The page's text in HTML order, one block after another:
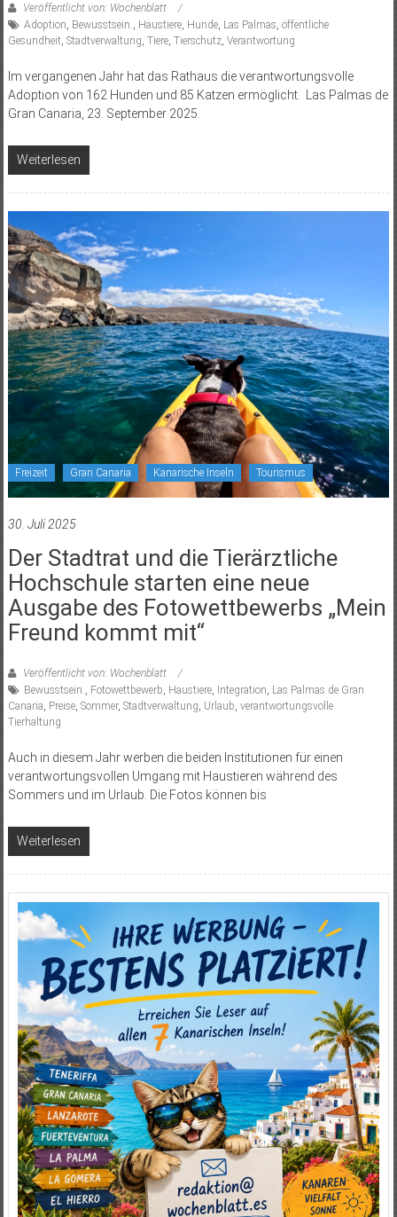
Veröffentlicht von: Wochenblatt
Adoption, Bewusstsein., Haustiere, Hunde, Las Palmas, öffentliche
Gesundheit, Stadtverwaltung, Tiere, Tierschutz, Verantwortung
Im vergangenen Jahr hat das Rathaus die verantwortungsvolle
Adoption von 162 Hunden und 85 Katzen ermöglicht. Las Palmas de
Gran Canaria, 23. September 2025.
Weiterlesen
Freizeit Gran Canaria Kanarische Inseln Tourismus
30. Juli 2025
Der Stadtrat und die Tierärztliche
Hochschule starten eine neue
Ausgabe des Fotowettbewerbs „Mein
Freund kommt mit“
Veröffentlicht von: Wochenblatt
Bewusstsein.
Fotowettbewerb Haustiere, Integration Las Palmas de Gran
Canaria Preise, Sommer, Stadtverwaltung Urlaub verantwortungsvolle
Tierhaltung
Auch in diesem Jahr werben die beiden Institutionen für einen
verantwortungsvollen Umgang mit Haustieren während des
Sommers und im Urlaub. Die Fotos können bis
Weiterlesen